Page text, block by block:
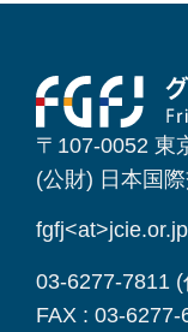
〒107-0052 東
(公財) 日本国
03-6277-7811 (
FAX : 03-6277-